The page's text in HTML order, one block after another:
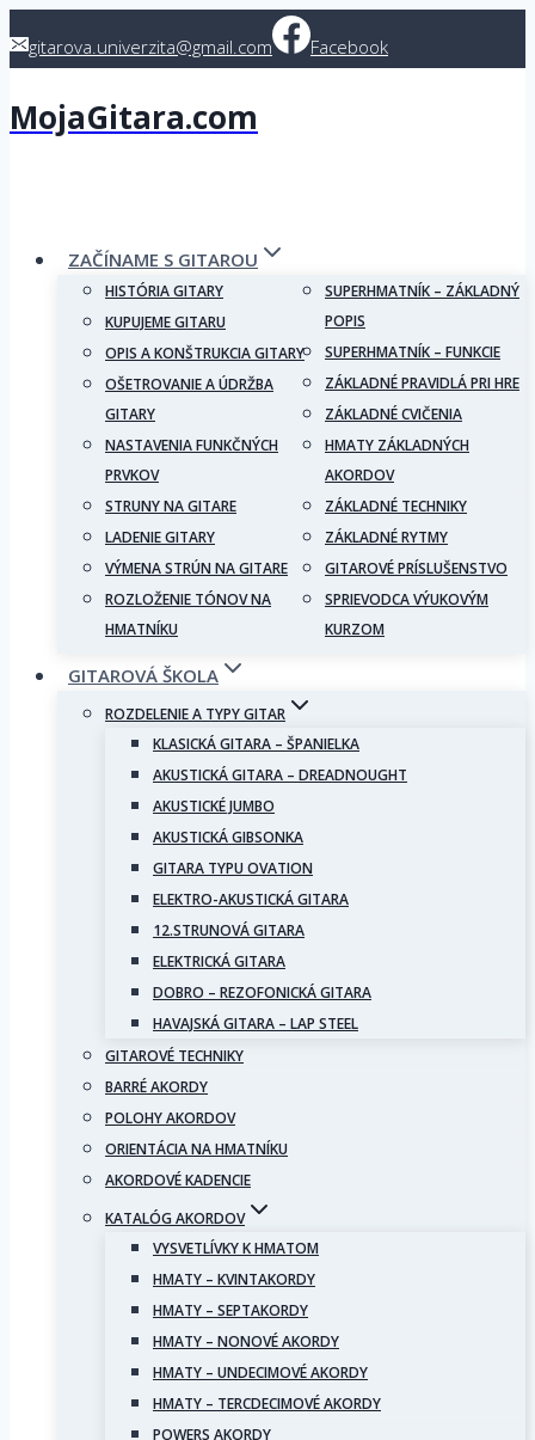
togitarova.univerzita@gmail.com Facebook
MojaGitara.com
ZAČÍNAME S GITAROU
HISTÓRIA GITARY
KUPUJEME GITARU
OPIS A KONŠTRUKCIA GITARY
OŠETROVANIE A ÚDRŽBA
GITARY
NASTAVENIA FUNKČNÝCH
PRVKOV
STRUNY NA GITARE
LADENIE GITARY
VÝMENA STRÚN NA GITARE
ROZLOŽENIE TÓNOV NA
HMATNÍKU
SUPERHMATNÍK – ZÁKLADNÝ
POPIS
SUPERHMATNÍK – FUNKCIE
ZÁKLADNÉ PRAVIDLÁ PRI HRE
ZÁKLADNÉ CVIČENIA
HMATY ZÁKLADNÝCH
AKORDOV
ZÁKLADNÉ TECHNIKY
ZÁKLADNÉ RYTMY
GITAROVÉ PRÍSLUŠENSTVO
SPRIEVODCA VÝUKOVÝM
KURZOM
GITAROVÁ ŠKOLA
ROZDELENIE A TYPY GITAR
KLASICKÁ GITARA – ŠPANIELKA
AKUSTICKÁ GITARA – DREADNOUGHT
AKUSTICKÉ JUMBO
AKUSTICKÁ GIBSONKA
GITARA TYPU OVATION
ELEKTRO-AKUSTICKÁ GITARA
12.STRUNOVÁ GITARA
ELEKTRICKÁ GITARA
DOBRO – REZOFONICKÁ GITARA
HAVAJSKÁ GITARA – LAP STEEL
GITAROVÉ TECHNIKY
BARRÉ AKORDY
POLOHY AKORDOV
ORIENTÁCIA NA HMATNÍKU
AKORDOVÉ KADENCIE
KATALÓG AKORDOV
VYSVETLÍVKY K HMATOM
HMATY – KVINTAKORDY
HMATY – SEPTAKORDY
HMATY – NONOVÉ AKORDY
HMATY – UNDECIMOVÉ AKORDY
HMATY – TERCDECIMOVÉ AKORDY
POWERS AKORDY